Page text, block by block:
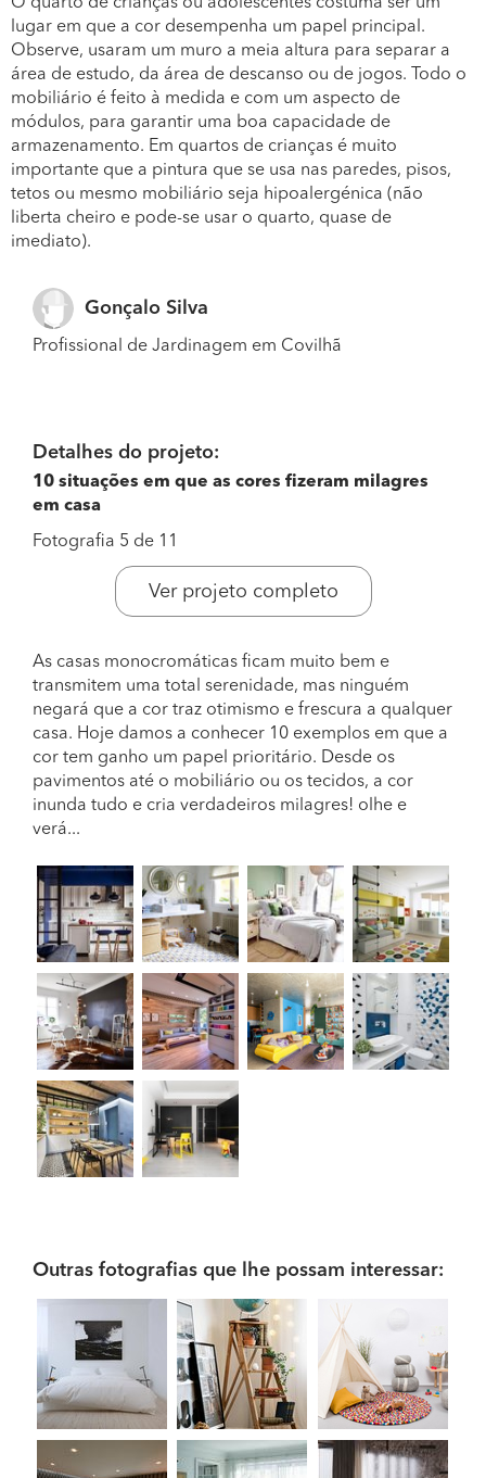
lugar em que a cor desempenha um papel principal.
Observe, usaram um muro a meia altura para separar a
área de estudo, da área de descanso ou de jogos. Todo o
mobiliário é feito à medida e com um aspecto de
módulos, para garantir uma boa capacidade de
armazenamento. Em quartos de crianças é muito
importante que a pintura que se usa nas paredes, pisos,
tetos ou mesmo mobiliário seja hipoalergénica (não
liberta cheiro e pode-se usar o quarto, quase de
imediato).
Gonçalo Silva
Profissional de Jardinagem em Covilhã
Detalhes do projeto:
10 situações em que as cores fizeram milagres
em casa
Fotografia 5 de 11
Ver projeto completo
As casas monocromáticas ficam muito bem e
transmitem uma total serenidade, mas ninguém
negará que a cor traz otimismo e frescura a qualquer
casa. Hoje damos a conhecer 10 exemplos em que a
cor tem ganho um papel prioritário. Desde os
pavimentos até o mobiliário ou os tecidos, a cor
inunda tudo e cria verdadeiros milagres! olhe e
verá...
Outras fotografias que lhe possam interessar: